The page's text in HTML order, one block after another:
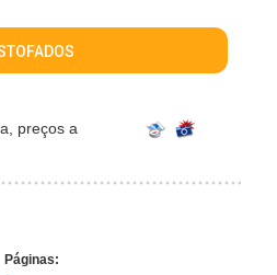
preços a
Páginas: